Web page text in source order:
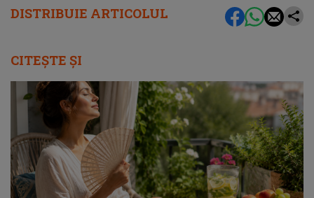
DISTRIBUIE ARTICOLUL
CITEȘTE ȘI